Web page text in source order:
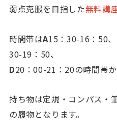
弱点克服を目指した無料講
時間帯はA15：30-16：50、
30-19：50、
D20：00-21：20の時間帯
持ち物は定規・コンパス・
の履物となります。